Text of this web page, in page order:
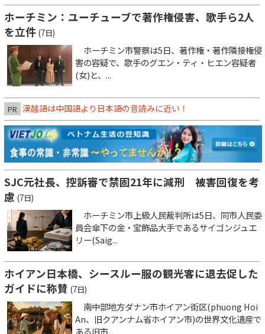
ホーチミン：ユーチューブで著作権侵害、歌手ら2人
を立件 (7日)
ホーチミン市警察は5日、著作権・著作隣接権侵
害の容疑で、歌手のグエン・ティ・ヒエン容疑者
(女)と、...
PR 漢越語は中国語より日本語の音読みに近い！
SJC元社長、控訴審で禁固21年に減刑 被害回復を考
慮 (7日)
ホーチミン市上級人民裁判所は5日、同市人民委
員会傘下の金・宝飾品大手であるサイゴンジュエ
リー(Saig...
ホイアン日本橋、シースルー服の観光客に退去促した
ガイドに称賛 (7日)
南中部地方ダナン市ホイアン街区(phuong Hoi
An、旧クアンナム省ホイアン市)の世界文化遺産で
ある旧市...